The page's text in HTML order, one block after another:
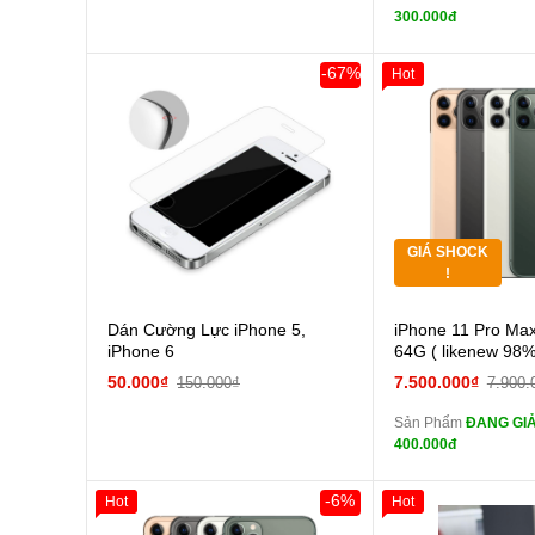
Pin
các Phụ Kiện Khác
300.000đ
Dán Cường Lực iPhone 5,
iPhone 6
50.000₫ 150.000₫
-67%
GIÁ SHOCK
!
Giảm 100.000đ
Thân Thiết
màn
tai
iPhone 11 Pro
64G ( likenew
7.500.000₫
Sản Phẩm ĐANG
400.000đ
Hot
Giảm 100.000đ
Khách Hàng
-6%
Hot Hot